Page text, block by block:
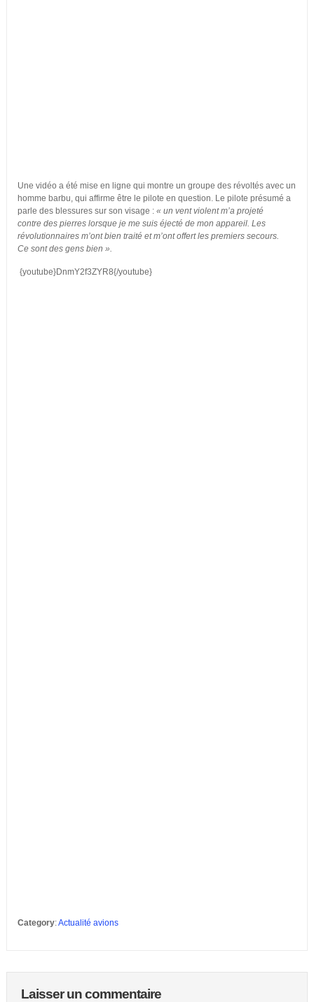
Une vidéo a été mise en ligne qui montre un groupe des révoltés avec un
homme barbu, qui affirme être le pilote en question. Le pilote présumé a
parle des blessures sur son visage : « un vent violent m’a projeté
contre des pierres lorsque je me suis éjecté de mon appareil. Les
révolutionnaires m’ont bien traité et m’ont offert les premiers secours.
Ce sont des gens bien ».
{youtube}DnmY2f3ZYR8{/youtube}
Category:Actualité avions
Laisser un commentaire